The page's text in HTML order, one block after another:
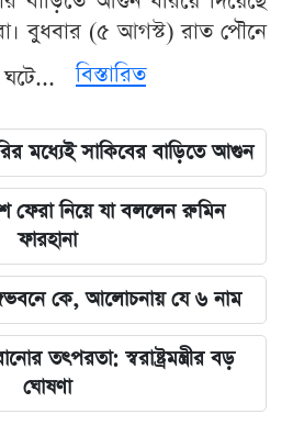
বুধবার (৫ আগস্ট) রাত পৌনে
বিস্তারিত
মধ্যেই সাকিবের বাড়িতে আগুন
ফেরা নিয়ে যা বললেন রুমিন
ফারহানা
কে, আলোচনায় যে ৬ নাম
তৎপরতা: স্বরাষ্ট্রমন্ত্রীর বড়
ঘোষণা